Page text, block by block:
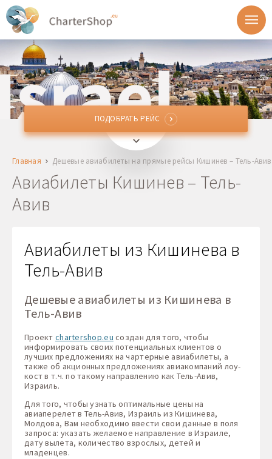
RMOКишинев, Молдова
Куда
Отправление
1 + 0 + 0
ПОДОБРАТЬ РЕЙС
ПОДОБРАТЬ РЕЙС
Главная Дешевые авиабилеты на прямые рейсы Кишинев – Тель-Авив
Авиабилеты Кишинев – Тель-
Авив
Авиабилеты из Кишинева в
Тель-Авив
Дешевые авиабилеты из Кишинева в
Тель-Авив
Проект chartershop.eu создан для того, чтобы
информировать своих потенциальных клиентов о
лучших предложениях на чартерные авиабилеты, а
также об акционных предложениях авиакомпаний лоу-
кост в т.ч. по такому направлению как Тель-Авив,
Израиль.
Для того, чтобы узнать оптимальные цены на
авиаперелет в Тель-Авив, Израиль из Кишинева,
Молдова, Вам необходимо ввести свои данные в поля
запроса: указать желаемое направление в Израиле,
дату вылета, количество взрослых, детей и
младенцев.